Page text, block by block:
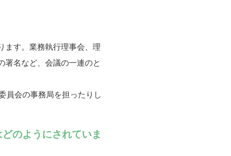
ます。業務執行理事会、理
署名など、会議の一連のと
員会の事務局を担ったりし
のようにされていま